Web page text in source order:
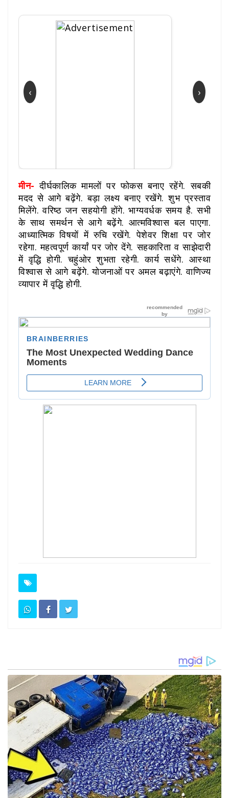
‹ ›
मीन- दीर्घकालिक मामलों पर फोकस बनाए रहेंगे. सबकी
मदद से आगे बढ़ेंगे. बड़ा लक्ष्य बनाए रखेंगे. शुभ प्रस्ताव
मिलेंगे. वरिष्ठ जन सहयोगी होंगे. भाग्यवर्धक समय है. सभी
के साथ समर्थन से आगे बढ़ेंगे. आत्मविश्वास बल पाएगा.
आध्यात्मिक विषयों में रुचि रखेंगे. पेशेवर शिक्षा पर जोर
रहेगा. महत्वपूर्ण कार्यां पर जोर देंगे. सहकारिता व साझेदारी
में वृद्धि होगी. चहुंओर शुभता रहेगी. कार्य सधेंगे. आस्था
विश्वास से आगे बढ़ेंगे. योजनाओं पर अमल बढ़ाएंगे. वाणिज्य
व्यापार में वृद्धि होगी.